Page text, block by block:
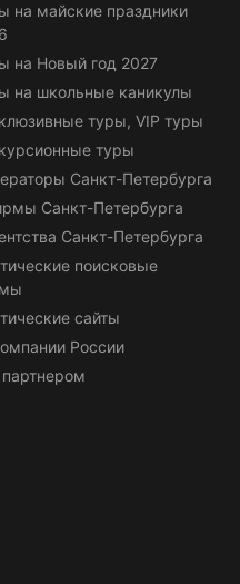
на майские праздники
на Новый год 2027
на школьные каникулы
туры, VIP туры
туры
Санкт-Петербурга
Санкт-Петербурга
Санкт-Петербурга
поисковые
сайты
России
партнером